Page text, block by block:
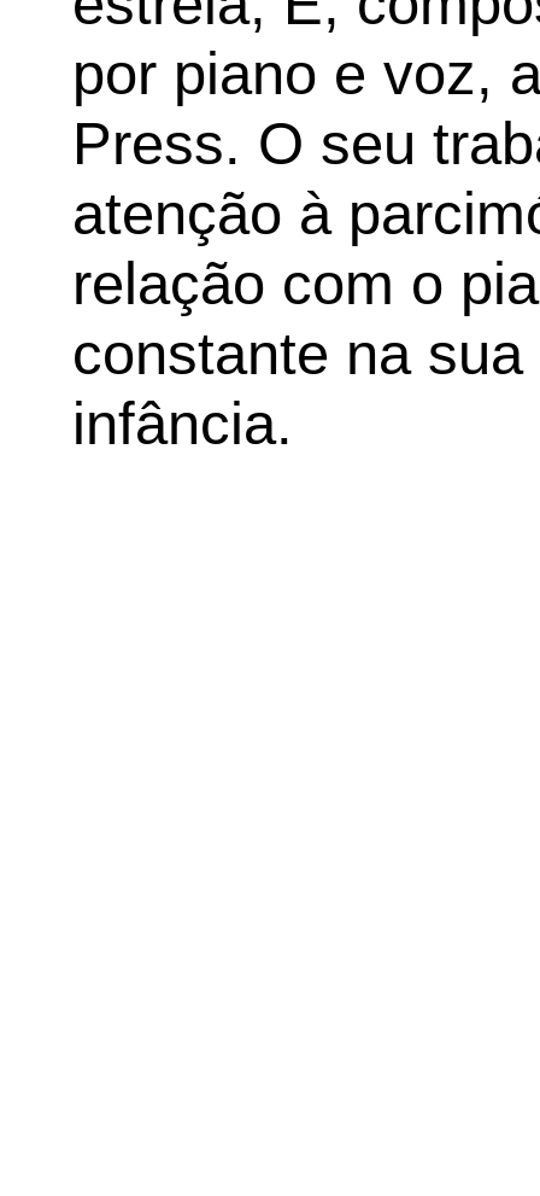
por piano e voz,
Press. O seu
atenção à
relação com o
constante na
infância.